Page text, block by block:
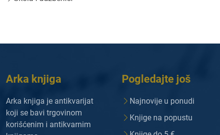
Arka knjiga
Arka knjiga je antikvarijat
koji se bavi trgovinom
korišćenim i antikvarnim
Pogledajte još
Najnovije u ponudi
Knjige na popustu